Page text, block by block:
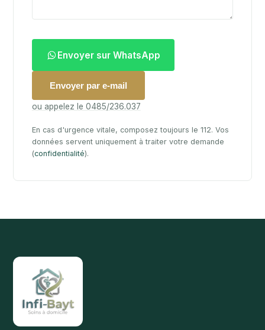
Envoyer sur WhatsApp
Envoyer par e-mail
ou appelez le 0485/236.037
En cas d'urgence vitale, composez toujours le 112. Vos
données servent uniquement à traiter votre demande
(confidentialité).